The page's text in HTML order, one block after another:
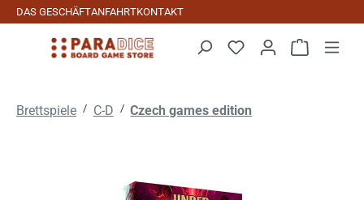
Zum Hauptinhalt springen
DAS GESCHÄFTANFAHRTKONTAKT
Brettspiele / C-D / Czech games edition
Bildergalerie überspringen